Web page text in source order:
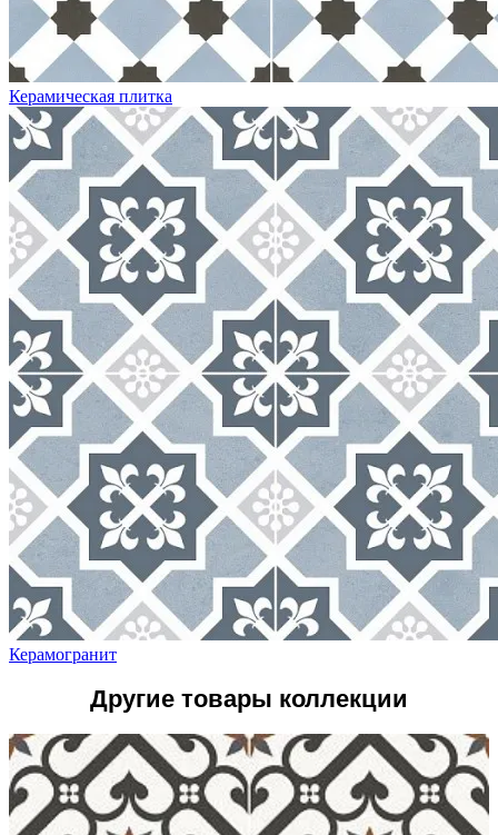
Керамическая плитка
Керамогранит
Другие товары коллекции